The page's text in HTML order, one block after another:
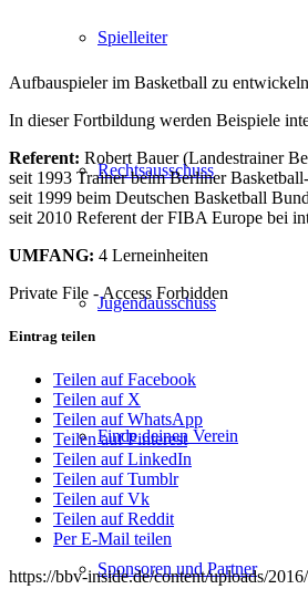
Spielleiter
Rechtsausschuss
Jugendausschuss
Finde deinen Verein
Sponsoren und Partner
Aufbauspieler im Basketball zu
In dieser Fortbildung werden Beispiele
Referent: Robert Bauer (Landestrainer
seit 1993 Trainer beim Berliner
seit 1999 beim Deutschen Basketball
seit 2010 Referent der FIBA Europe bei
UMFANG: 4 Lerneinheiten
Private File - Access Forbidden
Eintrag teilen
Teilen auf Facebook
Teilen auf X
Teilen auf WhatsApp
Teilen auf Pinterest
Teilen auf LinkedIn
Teilen auf Tumblr
Teilen auf Vk
Teilen auf Reddit
Per E-Mail teilen
https://bbv-inside.de/content/uploads/